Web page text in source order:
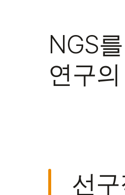
NGS
연구
선